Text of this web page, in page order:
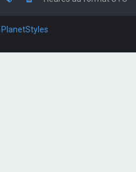
PlanetStyles